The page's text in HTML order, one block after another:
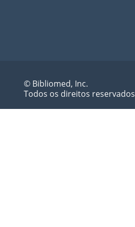
© Bibliomed, Inc.
Todos os direitos reservados